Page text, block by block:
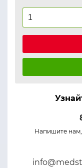
Напишите